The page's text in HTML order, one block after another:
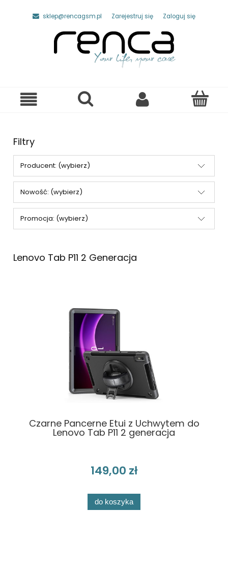
sklep@rencagsm.pl Zarejestruj się Zaloguj się
Lenovo Tab P11 2 Generacja
Czarne Pancerne Etui z Uchwytem do
Lenovo Tab P11 2 generacja
149,00 zł
do koszyka
Filtry
Producent: (wybierz)
Nowość: (wybierz)
Promocja: (wybierz)